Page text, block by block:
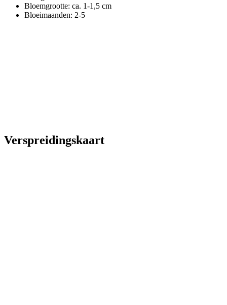
Bloemgrootte: ca. 1-1,5 cm
Bloeimaanden: 2-5
Verspreidingskaart